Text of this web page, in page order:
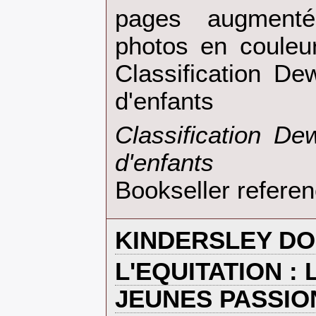
pages
photos en
Classification
d'enfants‎
‎Classification
d'enfants‎
Bookseller
‎KINDERSLEY
‎L'EQUITATION :
JEUNES